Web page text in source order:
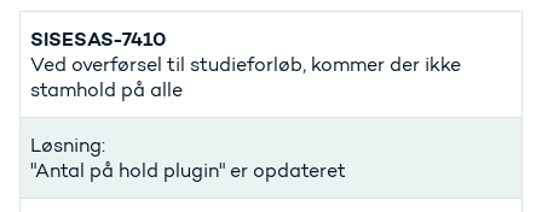
SISESAS-7410
Ved overførsel til studieforløb, kommer der ikke
stamhold på alle
Løsning:
"Antal på hold plugin" er opdateret